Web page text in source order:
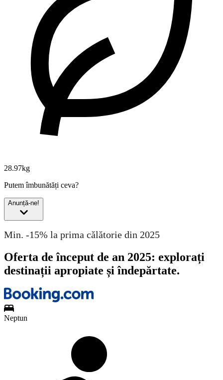
28.97kg
Putem îmbunătăți ceva?
Anunță-ne!
Min. -15% la prima călătorie din 2025
Oferta de început de an 2025: explorați
destinații apropiate și îndepărtate.
Neptun